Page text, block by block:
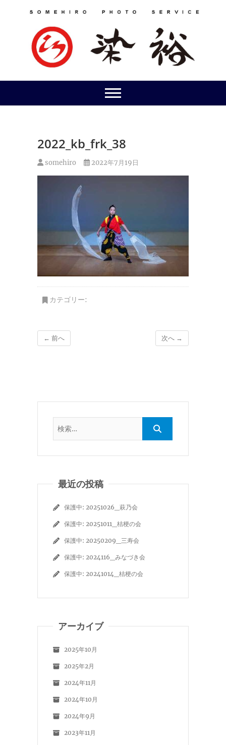
2022_kb_frk_38
somehiro 2022年7月19日
カテゴリー:
← 前へ 次へ →
最近の投稿
保護中: 20251026_萩乃会
保護中: 20251011_桔梗の会
保護中: 20250209_三寿会
保護中: 2024116_みなづき会
保護中: 20241014_桔梗の会
アーカイブ
2025年10月
2025年2月
2024年11月
2024年10月
2024年9月
2023年11月